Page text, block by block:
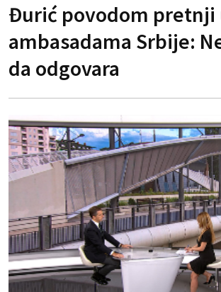
Đurić povodom pretnji
ambasadama Srbije:
da odgovara